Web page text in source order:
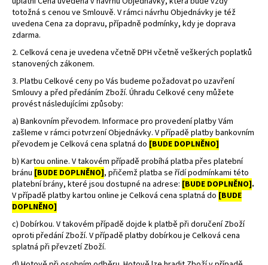
totožná s cenou ve Smlouvě. V rámci návrhu Objednávky je též
uvedena Cena za dopravu, případně podmínky, kdy je doprava
zdarma.
2. Celková cena je uvedena včetně DPH včetně veškerých poplatků
stanovených zákonem.
3. Platbu Celkové ceny po Vás budeme požadovat po uzavření
Smlouvy a před předáním Zboží. Úhradu Celkové ceny můžete
provéstnásledujícími způsoby:
a) Bankovním převodem. Informace pro provedení platby Vám
zašleme v rámci potvrzení Objednávky. V případě platby bankovním
převodem je Celková cena splatná do [BUDE DOPLNĚNO]
b) Kartou online. V takovém případě probíhá platba přes platební
bránu [BUDE DOPLNĚNO], přičemž platba se řídí podmínkami této
platební brány, které jsou dostupné na adrese: [BUDE DOPLNĚNO].
V případě platby kartou online je Celková cena splatná do [BUDE
DOPLNĚNO]
c) Dobírkou. V takovém případě dojde k platbě při doručení Zboží
oproti předání Zboží. V případě platby dobírkou je Celková cena
splatná při převzetí Zboží.